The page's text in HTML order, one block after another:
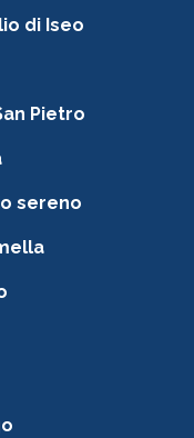
di Iseo
Pietro
sereno